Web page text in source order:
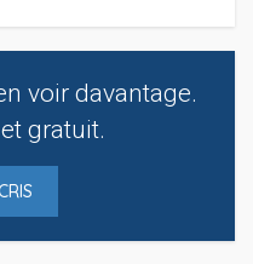
voir davantage.
gratuit.